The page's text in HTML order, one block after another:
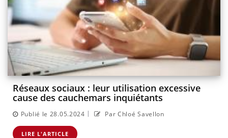
Réseaux sociaux : leur utilisation excessive
cause des cauchemars inquiétants
Publié le 28.05.2024 | Par Chloé Savellon
LIRE L'ARTICLE